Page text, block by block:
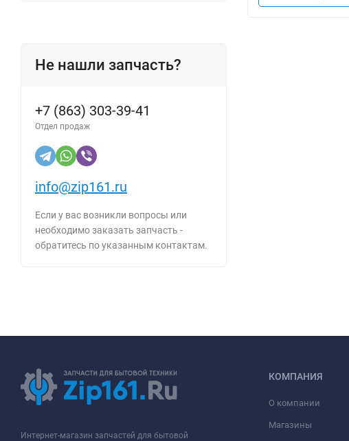
Не нашли запчасть?
+7 (863) 303-39-41
Отдел продаж
info@zip161.ru
Если у вас возникли вопросы или
необходимо заказать запчасть -
обратитесь по указанным контактам.
Интернет-магазин запчастей для бытовой
КОМПАНИЯ
О компании
Магазины